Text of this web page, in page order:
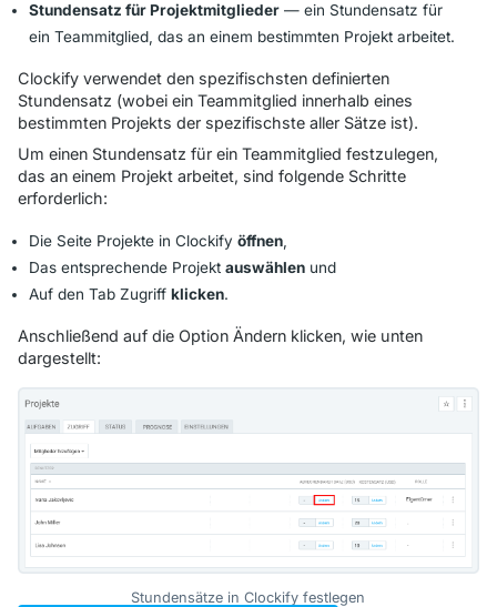
Stundensatz für Projektmitglieder — ein Stundensatz für
ein Teammitglied, das an einem bestimmten Projekt arbeitet.
Clockify verwendet den spezifischsten definierten
Stundensatz (wobei ein Teammitglied innerhalb eines
bestimmten Projekts der spezifischste aller Sätze ist).
Um einen Stundensatz für ein Teammitglied festzulegen,
das an einem Projekt arbeitet, sind folgende Schritte
erforderlich:
Die Seite Projekte in Clockify öffnen
Das entsprechende Projekt auswählen und
Auf den Tab Zugriff klicken.
Anschließend auf die Option Ändern klicken, wie unten
dargestellt:
Stundensätze in Clockify festlegen